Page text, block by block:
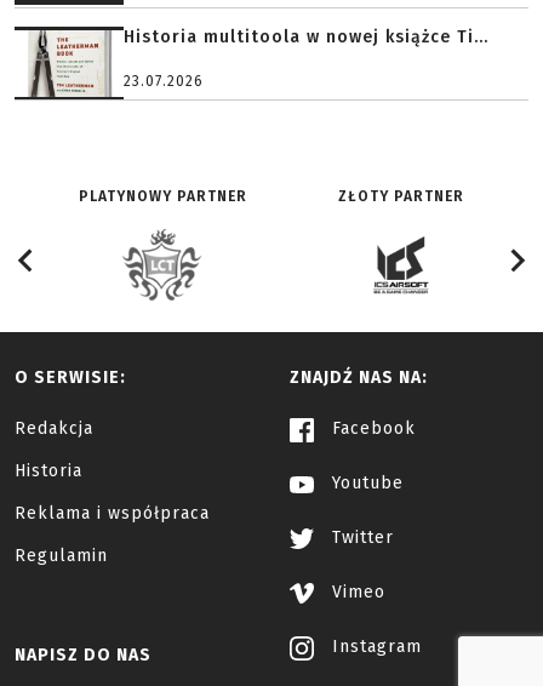
Historia multitoola w nowej książce Ti...
23.07.2026
PLATYNOWY PARTNER ZŁOTY PARTNER
O SERWISIE:
Redakcja
Historia
Reklama i współpraca
Regulamin
ZNAJDŹ NAS NA:
Facebook
Youtube
Twitter
Vimeo
Instagram
NAPISZ DO NAS